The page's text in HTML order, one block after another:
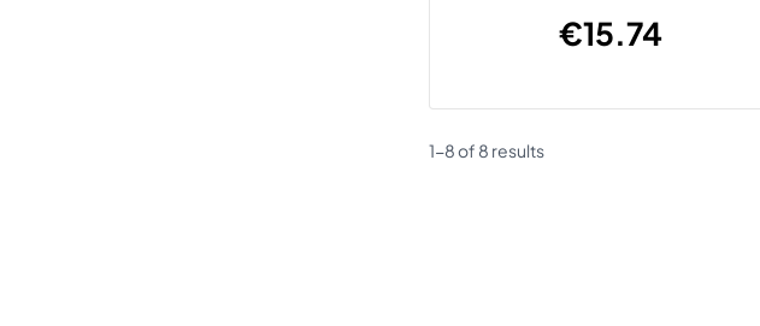
€15.74
1-8 of 8 results